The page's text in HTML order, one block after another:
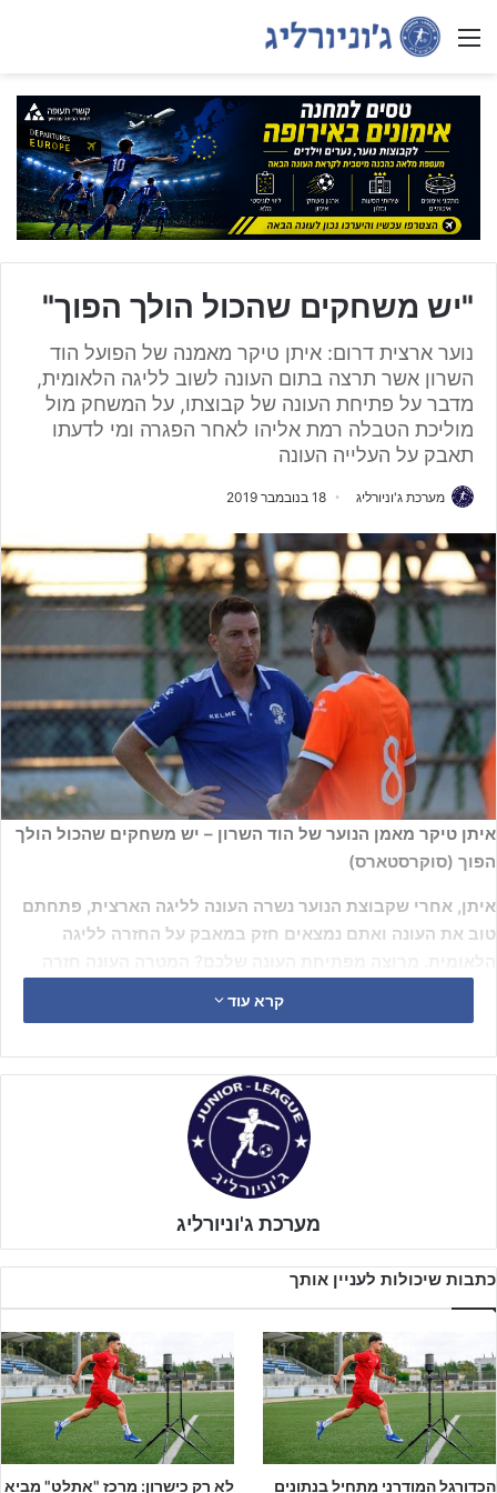
Menu
"יש משחקים שהכול הולך הפוך"
נוער ארצית דרום: איתן טיקר מאמנה של הפועל הוד
השרון אשר תרצה בתום העונה לשוב לליגה הלאומית,
מדבר על פתיחת העונה של קבוצתו, על המשחק מול
מוליכת הטבלה רמת אליהו לאחר הפגרה ומי לדעתו
תאבק על העלייה העונה
מערכת ג'וניורליג 18 בנובמבר 2019
איתן טיקר מאמן הנוער של הוד השרון – יש משחקים שהכול הולך
הפוך (סוקרסטארס)
איתן, אחרי שקבוצת הנוער נשרה העונה לליגה הארצית, פתחתם
טוב את העונה ואתם נמצאים חזק במאבק על החזרה לליגה
"קודם כל המטרה הראשונה שלנו הייתה לחבר את הקבוצה ולגרום
ומנהל הקבוצהאבי ספקטוראנו עומדים במטרה הזאת.
קרא עוד
מערכת ג'וניורליג
כתבות שיכולות לעניין אותך
הכדורגל המודרני מתחיל בנתונים
לא רק כישרון: מרכז "אתלט" מביא